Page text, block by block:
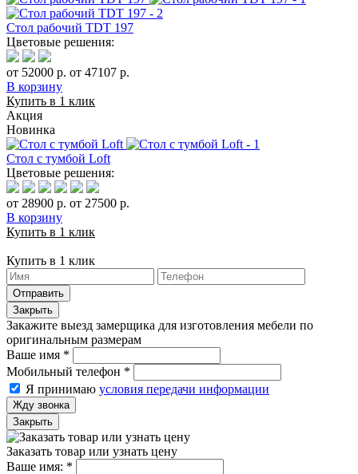
Стол рабочий TDT 197
Цветовые решения:
от 52000 р. от 47107 р.
В корзину
Купить в 1 клик
Акция
Новинка
Стол с тумбой Loft
Цветовые решения:
от 28900 р. от 27500 р.
В корзину
Купить в 1 клик
Купить в 1 клик
Отправить
Закрыть
Закажите выезд замерщика для изготовления мебели по
оригинальным размерам
Ваше имя *
Мобильный телефон *
Я принимаю условия передачи информации
Жду звонка
Закрыть
Заказать товар или узнать цену
Ваше имя: *